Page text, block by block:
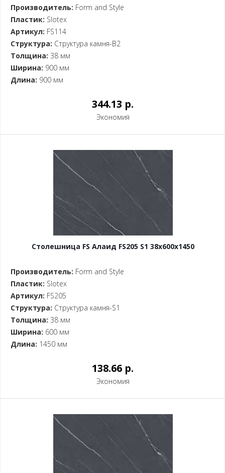
Производитель: Form and Style
Пластик: Slotex
Артикул: FS114
Структура: Структура камня-B2
Толщина: 38 мм
Ширина: 900 мм
Длина: 900 мм
344.13 p.
Экономия
Столешница FS Алаид FS205 S1 38x600x1450
Производитель: Form and Style
Пластик: Slotex
Артикул: FS205
Структура: Структура камня-S1
Толщина: 38 мм
Ширина: 600 мм
Длина: 1450 мм
138.66 p.
Экономия